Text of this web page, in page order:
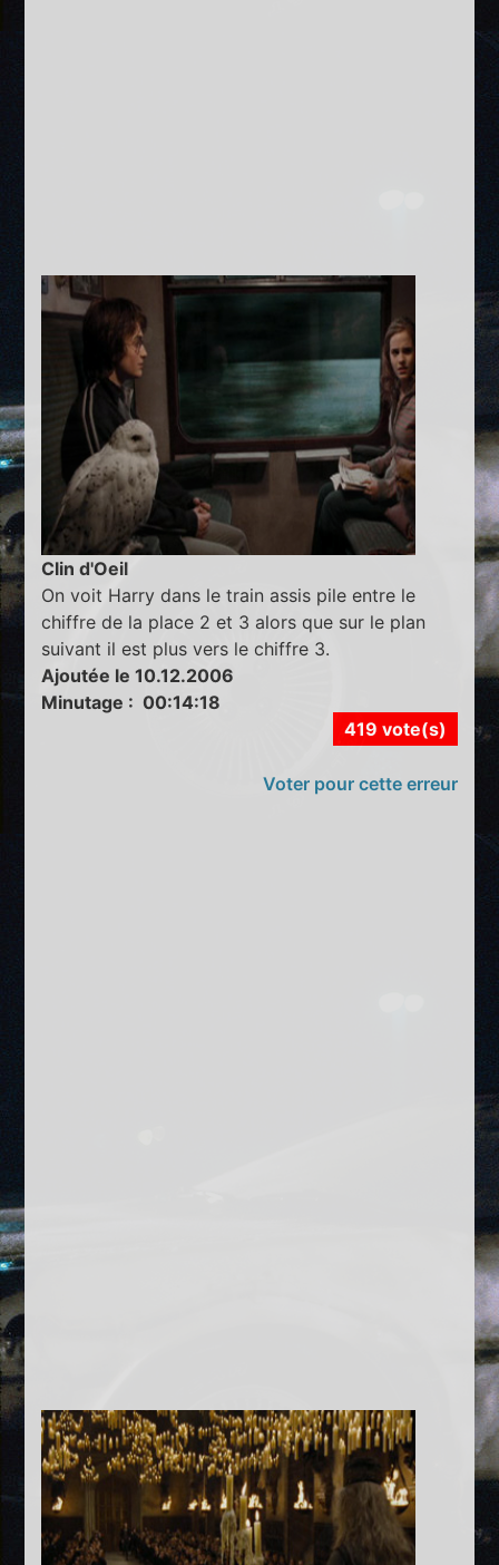
Clin d'Oeil
On voit Harry dans le train assis pile entre le
chiffre de la place 2 et 3 alors que sur le plan
suivant il est plus vers le chiffre 3.
Ajoutée le 10.12.2006
Minutage : 00:14:18
419 vote(s)
Voter pour cette erreur